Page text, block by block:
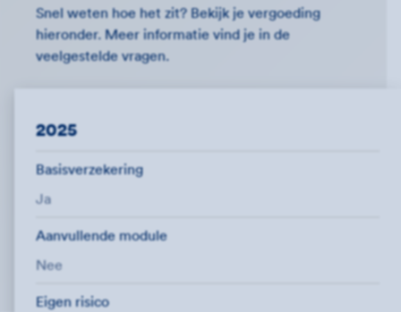
Snel weten hoe het zit? Bekijk je vergoeding
hieronder. Meer informatie vind je in de
veelgestelde vragen.
2025
Basisverzekering
Ja
Aanvullende module
Nee
Eigen risico